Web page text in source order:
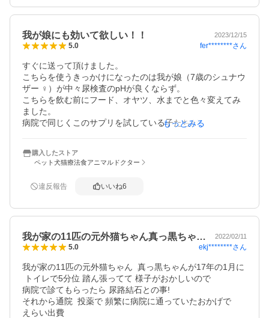
かはわかりませんが、健康にも良さそうなのでずっと続け
病院で買うよりずっと安くすんでお財布にも優しいです、
宅急便コンパクトで届き注文から到着までとても早かった
です。
我が娘にも効いて欲しい！！ 2023/12/15
5.0 fer********さん
すぐに送って頂けました。
こちらを使うきっかけになったのは我が娘（7歳のシュナウ
ザー ♀）が中々尿検査のpHが良くならず。
こちらを飲む前にフード、オヤツ、水までと色々変えてみ
ました。
病院で同じくこのサプリを試している子たちが段々良くな
1か月近く飲みましたがまだ結果がでず
同じ犬種も改善されてるので
こちらのSHOPを見つけ買い易いお値段なので
もう少し飲ませたら
今度は尿検査も入ってるので健康診断を受けるつもりで
す。
飼い主でいたいです。
もっとみる
購入したストア
ペット犬猫療法食アニマルドクター
違反報告 いいね6
我が家の11匹の元外猫ちゃん真っ黒ちゃ… 2022/02/11
5.0 ekj********さん
我が家の11匹の元外猫ちゃん  真っ黒ちゃんが17年の1月に
トイレで5分位 踏ん張ってて 様子がおかしいので
病院で診てもらったら 尿路結石との事!
それから通院  投薬で 頻繁に病院に通っていたおかげで
えらい出費